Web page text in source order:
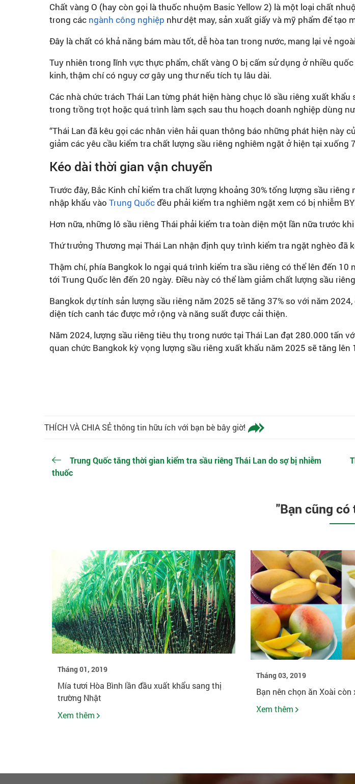
Chất vàng O (hay còn gọi là thuốc nhuộm Basic Yellow 2) là một loại chất
trong các ngành công nghiệp như dệt may, sản xuất giấy và mỹ phẩm để tạo
Đây là chất có khả năng bám màu tốt, dễ hòa tan trong nước, mang lại vẻ
Tuy nhiên trong lĩnh vực thực phẩm, chất vàng O bị cấm sử dụng ở nhiều
kinh, thậm chí có nguy cơ gây ung thư nếu tích tụ lâu dài.
Các nhà chức trách Thái Lan từng phát hiện hàng chục lô sầu riêng xuất
trong trồng trọt hoặc quá trình làm sạch sau thu hoạch doanh nghiệp dùng
“Thái Lan đã kêu gọi các nhân viên hải quan thông báo những phát hiện này
giảm các yêu cầu kiểm tra chất lượng sầu riêng nghiêm ngặt ở hiện tại xuống
Kéo dài thời gian vận chuyển
Trước đây, Bắc Kinh chỉ kiểm tra chất lượng khoảng 30% tổng lượng sầu
nhập khẩu vào Trung Quốcđều phải kiểm tra nghiêm ngặt xem có bị nhiễm
Hơn nữa, những lô sầu riêng Thái phải kiểm tra toàn diện một lần nữa trước
Thứ trưởng Thương mại Thái Lan nhận định quy trình kiểm tra ngặt nghèo đã
Thậm chí, phía Bangkok lo ngại quá trình kiểm tra sầu riêng có thể lên đến
tới Trung Quốc lên đến 20 ngày. Điều này có thể làm giảm chất lượng sầu
Bangkok dự tính sản lượng sầu riêng năm 2025 sẽ tăng 37% so với năm
diện tích canh tác được mở rộng và năng suất được cải thiện.
Năm 2024, lượng sầu riêng tiêu thụ trong nước tại Thái Lan đạt 280.000 tấn
quan chức Bangkok kỳ vọng lượng sầu riêng xuất khẩu năm 2025 sẽ tăng lên
THÍCH VÀ CHIA SẺ thông tin hữu ích với bạn bè bây giờ!
Trung Quốc tăng thời gian kiểm tra sầu riêng Thái Lan do sợ bị nhiễm
thuốc
"Bạn cũng có
Tháng 01, 2019
Mía tươi Hòa Bình lần đầu xuất khẩu sang thị
trường Nhật
Xem thêm
Tháng 03, 2019
Bạn nên chọn ăn Xoài còn
Xem thêm